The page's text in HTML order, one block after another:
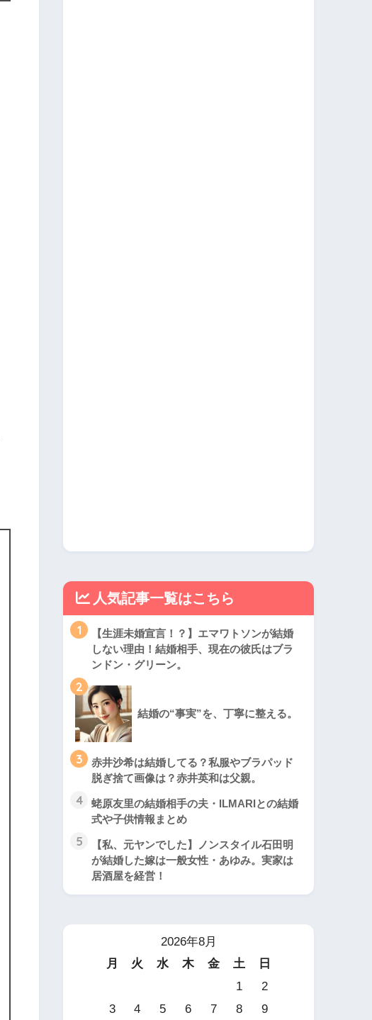
人気記事一覧はこちら
1
【生涯未婚宣言！？】エマワトソンが結婚
しない理由！結婚相手、現在の彼氏はブラ
ンドン・グリーン。
2
結婚の“事実”を、丁寧に整える。
3
赤井沙希は結婚してる？私服やブラパッド
脱ぎ捨て画像は？赤井英和は父親。
4
蛯原友里の結婚相手の夫・ILMARIとの結婚
式や子供情報まとめ
5
【私、元ヤンでした】ノンスタイル石田明
が結婚した嫁は一般女性・あゆみ。実家は
居酒屋を経営！
2026年8月
月
火 水 木 金 土
日
1
2
3
4 5 6 7 8 9